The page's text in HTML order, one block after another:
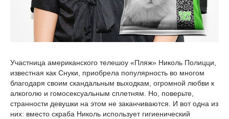
Участница американского телешоу «Пляж» Николь Полицци,
известная как Снуки, приобрела популярность во многом
благодаря своим скандальным выходкам, огромной любви к
алкоголю и гомосексуальным сплетням. Но, поверьте,
странности девушки на этом не заканчиваются. И вот одна из
них: вместо скраба Николь использует гигиенический